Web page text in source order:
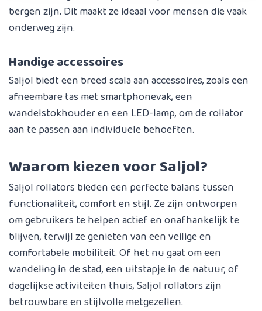
bergen zijn. Dit maakt ze ideaal voor mensen die vaak
onderweg zijn.
Handige accessoires
Saljol biedt een breed scala aan accessoires, zoals een
afneembare tas met smartphonevak, een
wandelstokhouder en een LED-lamp, om de rollator
aan te passen aan individuele behoeften.
Waarom kiezen voor Saljol?
Saljol rollators bieden een perfecte balans tussen
functionaliteit, comfort en stijl. Ze zijn ontworpen
om gebruikers te helpen actief en onafhankelijk te
blijven, terwijl ze genieten van een veilige en
comfortabele mobiliteit. Of het nu gaat om een
wandeling in de stad, een uitstapje in de natuur, of
dagelijkse activiteiten thuis, Saljol rollators zijn
betrouwbare en stijlvolle metgezellen.